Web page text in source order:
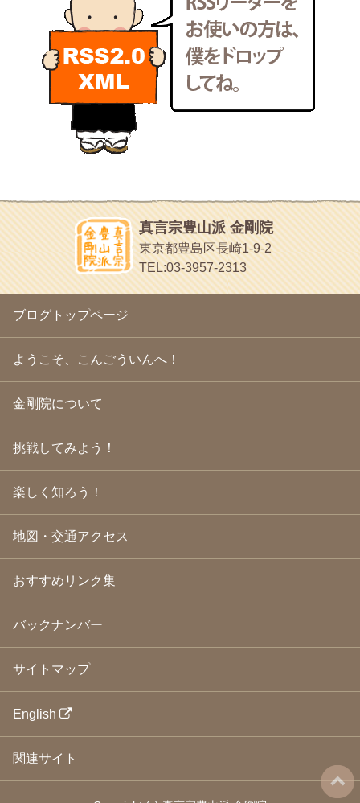
2011年5月
(15)
2011年4月(17)
2011年3月(15)
2011年2月
2011年1月(22)
2010年12月(21)
2010年11月
2010年10月(13)
(16)
2010年6月(18)
2010年5月(22)
2010年4月(25)
2010年3月
(22)
2010年2月(23)
2010年1月(23)
(18)
2009年11月
(20)
2009年10月(20)
2009年9月 (20)
2009年6月(22)
2009年5月(20)
2009年4月
(24)
2009年3月(21)
2009年2月(19)
2009年1月(25)
2008年10月
(31)
2008年9月(24)
2008年8月(24)
2008年5月(21)
(24)
2008年2月 (21)
2008年1月(23)
2007年12月
2007年9月
2007年8月(26)
makotoさんの御符内巡礼記
東京の巡礼記です
POLYHEDON
いろいろなことが書いてあるよ
bunchan
あちこち行って！
目白鍼灸院
日本人の繊細な体質にあわせた、やさしく気持ちよい鍼灸治療で
ほうげん日記
放言じゃなくて和尚さんの名前だよ
面白いサイトみつけたよ。
ヘェ～という感じ
chocolab.Air♪DIALY
ラブラドールのワンちゃんがかわいいよ
真言宗豊山派 金剛院
東京都豊島区長崎1-9-2
TEL:03-3957-2313
ブログトップページ
ようこそ、こんごういんへ！
金剛院について
挑戦してみよう！
楽しく知ろう！
地図・交通アクセス
おすすめリンク集
バックナンバー
サイトマップ
English
関連サイト